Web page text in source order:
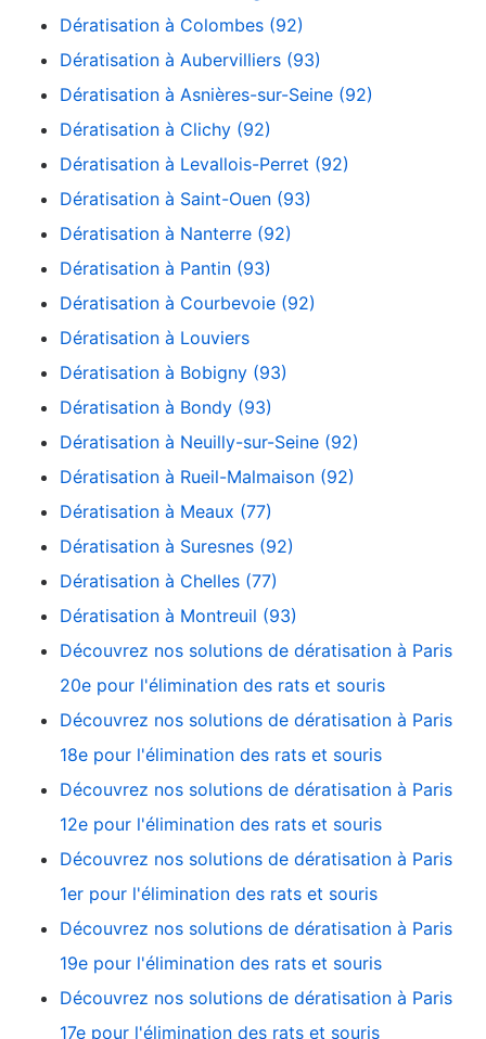
Dératisation à Colombes (92)
Dératisation à Aubervilliers (93)
Dératisation à Asnières-sur-Seine (92)
Dératisation à Clichy (92)
Dératisation à Levallois-Perret (92)
Dératisation à Saint-Ouen (93)
Dératisation à Nanterre (92)
Dératisation à Pantin (93)
Dératisation à Courbevoie (92)
Dératisation à Louviers
Dératisation à Bobigny (93)
Dératisation à Bondy (93)
Dératisation à Neuilly-sur-Seine (92)
Dératisation à Rueil-Malmaison (92)
Dératisation à Meaux (77)
Dératisation à Suresnes (92)
Dératisation à Chelles (77)
Dératisation à Montreuil (93)
Découvrez nos solutions de dératisation à Paris
20e pour l'élimination des rats et souris
Découvrez nos solutions de dératisation à Paris
18e pour l'élimination des rats et souris
Découvrez nos solutions de dératisation à Paris
12e pour l'élimination des rats et souris
Découvrez nos solutions de dératisation à Paris
1er pour l'élimination des rats et souris
Découvrez nos solutions de dératisation à Paris
19e pour l'élimination des rats et souris
Découvrez nos solutions de dératisation à Paris
17e pour l'élimination des rats et souris